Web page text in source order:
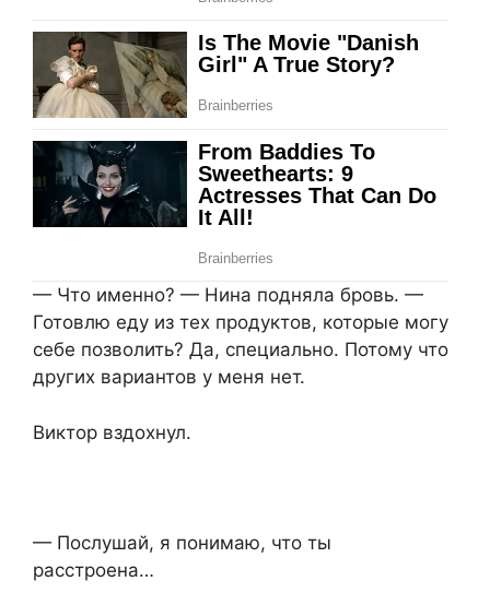
— Что именно? — Нина подняла бровь. —
Готовлю еду из тех продуктов, которые могу
себе позволить? Да, специально. Потому что
других вариантов у меня нет.
Виктор вздохнул.
— Послушай, я понимаю, что ты
расстроена…